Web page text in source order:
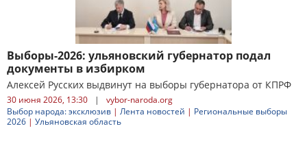
Выборы-2026: ульяновский губернатор подал
документы в избирком
Алексей Русских выдвинут на выборы губернатора от КПРФ
30 июня 2026, 13:30 |
vybor-naroda.org
Выбор народа: эксклюзив | Лента новостей | Региональные выборы
2026 | Ульяновская область